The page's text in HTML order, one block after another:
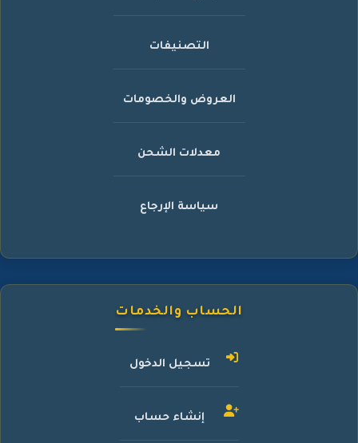
التصنيفات
العروض والخصومات
معدلات الشحن
سياسة الإرجاع
الحساب والخدمات
تسجيل الدخول
إنشاء حساب